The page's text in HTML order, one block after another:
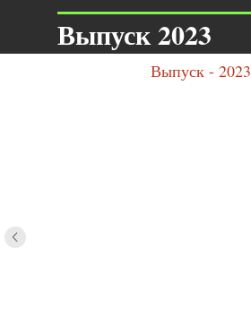
Выпуск 2023
Выпуск - 2023